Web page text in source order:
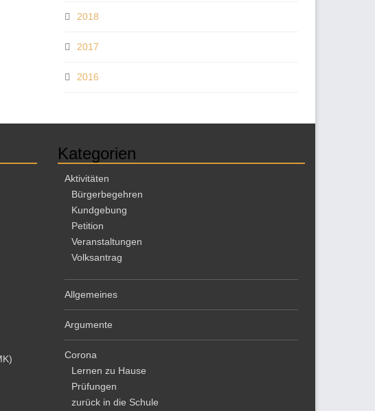
2018
2017
2016
Kategorien
Aktivitäten
Bürgerbegehren
Kundgebung
Petition
Veranstaltungen
Volksantrag
Allgemeines
Argumente
Corona
Lernen zu Hause
Prüfungen
zurück in die Schule